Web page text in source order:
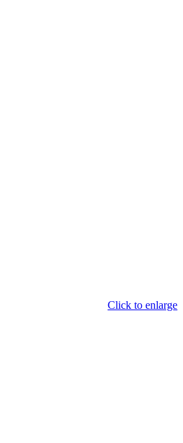
Click to enlarge